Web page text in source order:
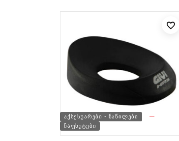
ᲐᲥᲡᲔᲡᲣᲐᲠᲔᲑᲘ - ᲜᲐᲬᲘᲚᲔᲑᲘ
ᲩᲐᲤᲮᲣᲢᲔᲑᲘ